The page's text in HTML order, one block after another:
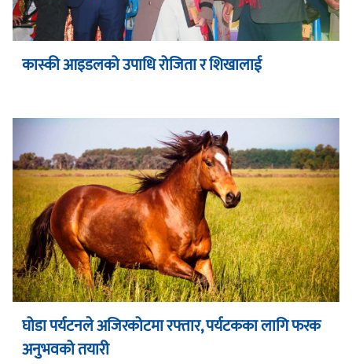
कास्की आइडलको उपाधि रोजिता र शिखालाई
घोडा पर्यटनले अजिरकोटमा रफ्तार, पर्यटकका लागि फरक
अनुभवको तयारी